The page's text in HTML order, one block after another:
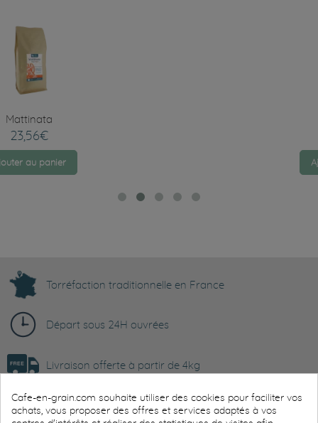
Torréfaction traditionnelle en France
Départ sous 24H ouvrées
Livraison offerte à partir de 4kg
Paiement sécurisé
Cafe-en-grain.com souhaite utiliser des cookies pour faciliter vos
achats, vous proposer des offres et services adaptés à vos